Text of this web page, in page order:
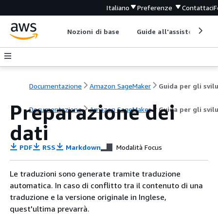
Italiano Preferenze Contattaci
Nozioni di base Guide all'assistenza
Documentazione Amazon SageMaker
Documentazione Amazon SageMaker Guida per gli
Preparazione dei
dati
PDF RSS Markdown Modalità Focus
Le traduzioni sono generate tramite traduzione
automatica. In caso di conflitto tra il contenuto di una
traduzione e la versione originale in Inglese,
quest'ultima prevarrà.